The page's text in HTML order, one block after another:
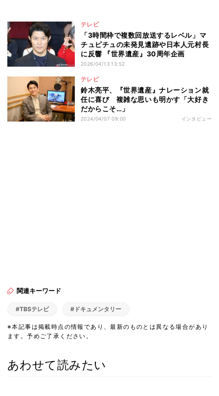
テレビ
「3時間枠で複数回放送するレベル」マ
チュピチュの未発見遺跡や日本人元村長
に反響 『世界遺産』30周年企画
2026/04/13 13:52
テレビ
鈴木亮平、『世界遺産』ナレーション就
任に喜び 複雑な思いも明かす「大好き
だからこそ…」
2024/04/07 09:00 インタビュー
関連キーワード
#TBSテレビ #ドキュメンタリー
※本記事は掲載時点の情報であり、最新のものとは異なる場合があり
ます。予めご了承ください。
あわせて読みたい